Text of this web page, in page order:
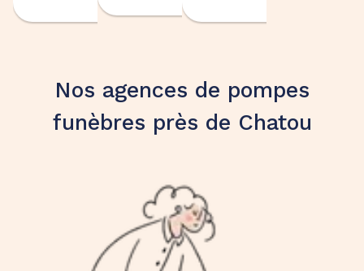
Nos agences de pompes
funèbres près de Chatou